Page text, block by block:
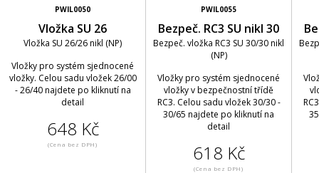
PWIL0050
Vložka SU 26
Vložka SU 26/26 nikl (NP)
Vložky pro systém sjednocené
vložky. Celou sadu vložek 26/00
- 26/40 najdete po kliknutí na
detail
648 Kč
(Cena bez DPH)
PWIL0055
Bezpeč. RC3 SU nikl 30
Bezpeč. vložka RC3 SU 30/30 nikl
(NP)
Vložky pro systém sjednocené
vložky v bezpečnostní třídě
RC3. Celou sadu vložek 30/30 -
30/65 najdete po kliknutí na
detail
618 Kč
(Cena bez DPH)